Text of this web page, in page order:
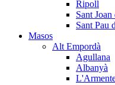
Ripoll
Sant Joan
Sant Pau
Masos
Alt Empordà
Agullana
Albanyà